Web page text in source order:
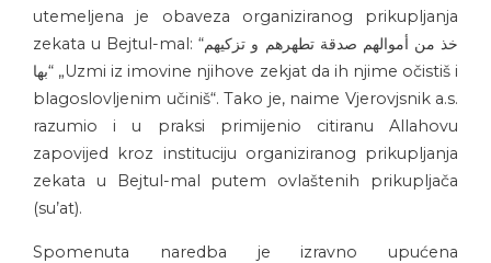
utemeljena je obaveza organiziranog prikupljanja
zekata u Bejtul-mal: “خذ من أموالهم صدقة تطهرهم و تزكيهم
بها“ „Uzmi iz imovine njihove zekjat da ih njime očistiš i
blagoslovljenim učiniš“. Tako je, naime Vjerovjsnik a.s.
razumio i u praksi primijenio citiranu Allahovu
zapovijed kroz instituciju organiziranog prikupljanja
zekata u Bejtul-mal putem ovlaštenih prikupljača
(su’at).
Spomenuta naredba je izravno upućena